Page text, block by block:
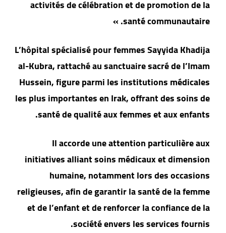
activités de célébration et de promotion de la
santé communautaire. »
L’hôpital spécialisé pour femmes Sayyida Khadija
al-Kubra, rattaché au sanctuaire sacré de l’Imam
Hussein, figure parmi les institutions médicales
les plus importantes en Irak, offrant des soins de
santé de qualité aux femmes et aux enfants.
Il accorde une attention particulière aux
initiatives alliant soins médicaux et dimension
humaine, notamment lors des occasions
religieuses, afin de garantir la santé de la femme
et de l’enfant et de renforcer la confiance de la
société envers les services fournis.